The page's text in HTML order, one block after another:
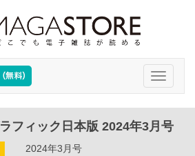
Toggle
フィック日本版 2024年3月号
2024年3月号